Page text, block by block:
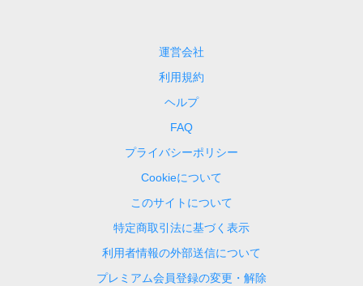
運営会社
利用規約
ヘルプ
FAQ
プライバシーポリシー
Cookieについて
このサイトについて
特定商取引法に基づく表示
利用者情報の外部送信について
プレミアム会員登録の変更・解除